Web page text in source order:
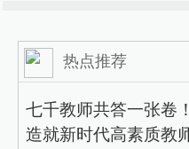
热点推荐
七千教师共答一张卷
造就新时代高素质教